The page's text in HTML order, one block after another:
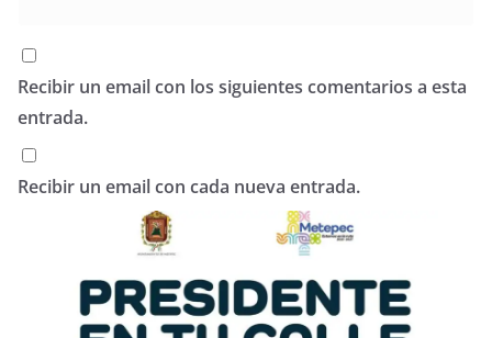
Recibir un email con los siguientes comentarios a esta
entrada.
Recibir un email con cada nueva entrada.